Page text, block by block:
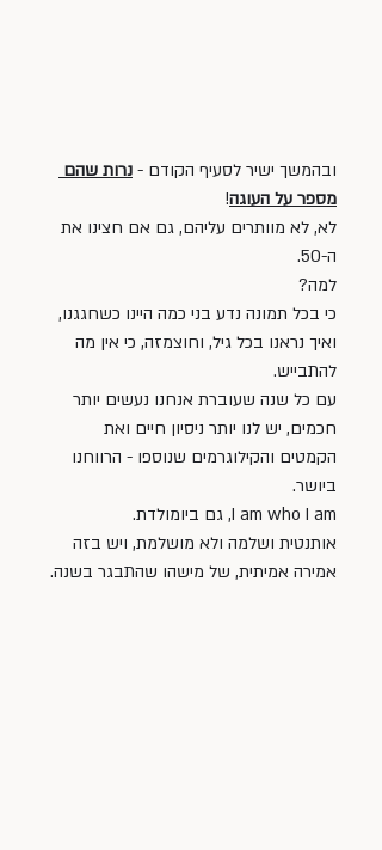
ובהמשך ישיר לסעיף הקודם - נרות שהם
מספר על העוגה!
לא, לא מוותרים עליהם, גם אם חצינו את
ה-50.
למה?
כי בכל תמונה נדע בני כמה היינו כשחגגנו,
ואיך נראנו בכל גיל, וחוצמזה, כי אין מה
להתבייש.
עם כל שנה שעוברת אנחנו נעשים יותר
חכמים, יש לנו יותר ניסיון חיים ואת
הקמטים והקילוגרמים שנוספו - הרווחנו
ביושר.
I am who I am, גם ביומולדת.
אותנטית ושלמה ולא מושלמת, ויש בזה
אמירה אמיתית, של מישהו שהתבגר בשנה.